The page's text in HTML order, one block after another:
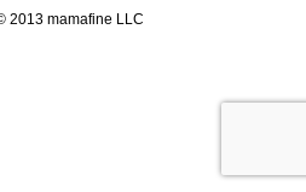
2013 mamafine LLC